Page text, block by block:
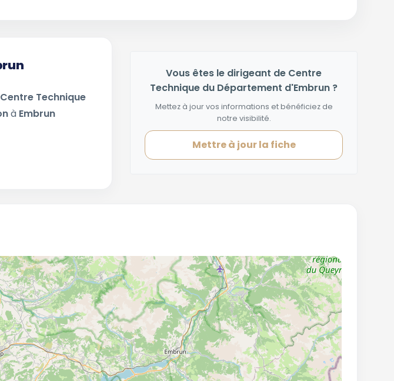
Centre Technique
à Embrun
Vous êtes le dirigeant de Centre
Technique du Département d'Embrun ?
Mettez à jour vos informations et bénéficiez de
notre visibilité.
Mettre à jour la fiche